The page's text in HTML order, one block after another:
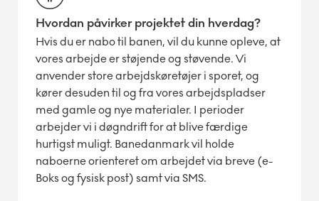
Hvordan påvirker projektet din hverdag?
Hvis du er nabo til banen, vil du kunne opleve, at
vores arbejde er støjende og støvende. Vi
anvender store arbejdskøretøjer i sporet, og
kører desuden til og fra vores arbejdspladser
med gamle og nye materialer. I perioder
arbejder vi i døgndrift for at blive færdige
hurtigst muligt. Banedanmark vil holde
naboerne orienteret om arbejdet via breve (e-
Boks og fysisk post) samt via SMS.